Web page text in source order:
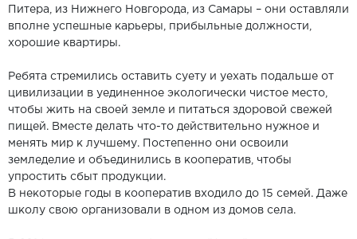
Питера, из Нижнего Новгорода, из Самары – они оставляли
вполне успешные карьеры, прибыльные должности,
хорошие квартиры.
Ребята стремились оставить суету и уехать подальше от
цивилизации в уединенное экологически чистое место,
чтобы жить на своей земле и питаться здоровой свежей
пищей. Вместе делать что-то действительно нужное и
менять мир к лучшему. Постепенно они освоили
земледелие и объединились в кооператив, чтобы
упростить сбыт продукции.
В некоторые годы в кооператив входило до 15 семей. Даже
школу свою организовали в одном из домов села.